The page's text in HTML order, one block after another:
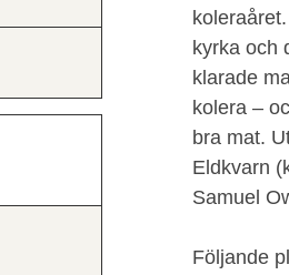
kyrka och
klarade
kolera –
bra mat.
Eldkvarn
Samuel
Följande